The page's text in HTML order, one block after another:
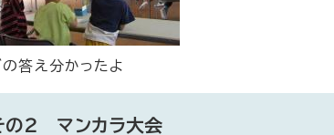
の答え分かったよ
の2 マンカラ大会